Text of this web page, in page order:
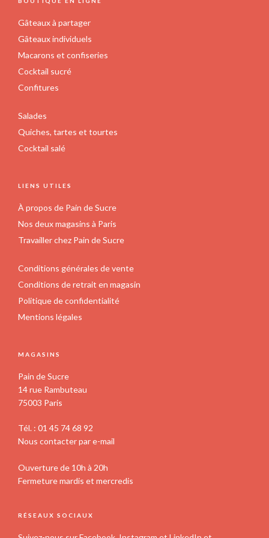
Gâteaux à partager
Gâteaux individuels
Macarons et confiseries
Cocktail sucré
Confitures
Salades
Quiches, tartes et tourtes
Cocktail salé
LIENS UTILES
À propos de Pain de Sucre
Nos deux magasins à Paris
Travailler chez Pain de Sucre
Conditions générales de vente
Conditions de retrait en magasin
Politique de confidentialité
Mentions légales
MAGASINS
Pain de Sucre
14 rue Rambuteau
75003 Paris
Tél. : 01 45 74 68 92
Nous contacter par e-mail
Ouverture de 10h à 20h
Fermeture mardis et mercredis
RÉSEAUX SOCIAUX